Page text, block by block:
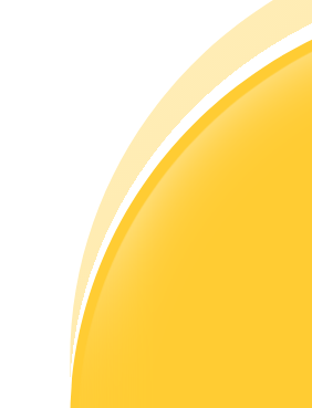
Estrategias comerciales
Aprenda cómo mantenerse rentable